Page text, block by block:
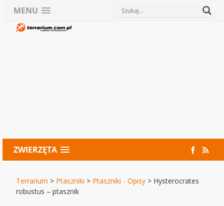
MENU
ZWIERZĘTA
Terrarium > Ptaszniki > Ptaszniki - Opisy > Hysterocrates
robustus – ptasznik